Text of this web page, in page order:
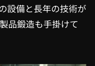
設備と長年の技術が
品鍛造も手掛けて